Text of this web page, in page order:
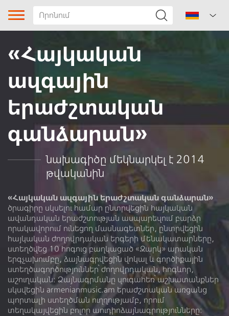
Երգի տիպը
Ենթաժանր
Տարածաշրջան
Հեղինակ
Կատարող
Լուսինե Ազարյան
Գործիք
«Հայկական
ազգային
երաժշտական
գանձարան»
նախագիծը մեկնարկել է 2014
թվականին
«Հայկական ազգային երաժշտական գանձարան»
ծրագիրը սկսելու համար ընտրվեցին հայկական
ավանդական երաժշտության ասպարեզում բարձր
որակավորում ունեցող մասնագետներ, ընտրվեցին
հայկական ժողովրդական երգերի մենակատարները,
ստեղծվեց 10 հոգուց բաղկացած «Զարկ» արական
երգչախումբը, ձայնագրվեցին վոկալ և գործիքային
ստեղծագործություններ՝ ժողովրդական, հոգևոր,
աշուղական: Ձայնագրմանը զուգահեռ՝ աշխատանքներ
սկսվեցին armenianmusic.am երաժշտական առցանց
պորտալի ստեղծման ուղղությամբ, որում
տեղակայվեցին բոլոր աուդիոձայնագրությունները: